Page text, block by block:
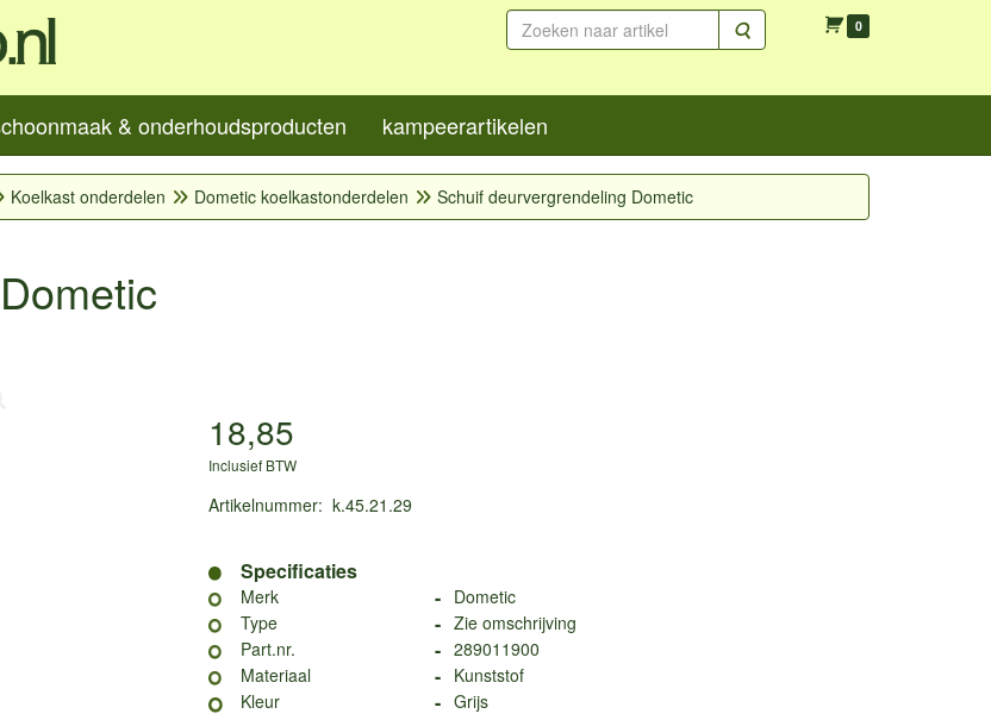
Zoeken 0
& onderhoudsproducten kampeerartikelen
Koelkast onderdelen Dometic koelkastonderdelen Schuif deurvergrendeling Dometic
18,85
Inclusief BTW
Artikelnummer: k.45.21.29
Specificaties
Merk - Dometic
Type
- Zie omschrijving
Part.nr.
- 289011900
Materiaal
- Kunststof
Kleur
- Grijs